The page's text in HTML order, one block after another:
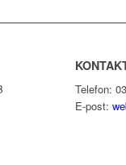
Telefon:
E-post: